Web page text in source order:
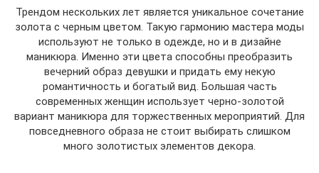
Трендом нескольких лет является уникальное сочетание
золота с черным цветом. Такую гармонию мастера моды
используют не только в одежде, но и в дизайне
маникюра. Именно эти цвета способны преобразить
вечерний образ девушки и придать ему некую
романтичность и богатый вид. Большая часть
современных женщин использует черно-золотой
вариант маникюра для торжественных мероприятий. Для
повседневного образа не стоит выбирать слишком
много золотистых элементов декора.